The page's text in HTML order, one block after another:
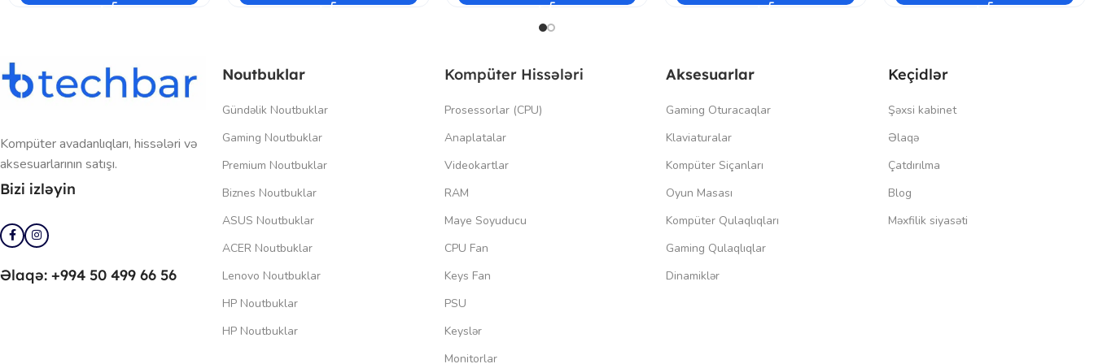
Kompüter avadanlıqları, hissələri və
aksesuarlarının satışı.
Bizi izləyin
Əlaqə: +994 50 499 66 56
Noutbuklar
Gündəlik Noutbuklar
Gaming Noutbuklar
Premium Noutbuklar
Biznes Noutbuklar
ASUS Noutbuklar
ACER Noutbuklar
Lenovo Noutbuklar
HP Noutbuklar
HP Noutbuklar
Kompüter Hissələri
Prosessorlar (CPU)
Anaplatalar
Videokartlar
RAM
Maye Soyuducu
CPU Fan
Keys Fan
PSU
Keyslər
Monitorlar
Aksesuarlar
Gaming Oturacaqlar
Klaviaturalar
Kompüter Siçanları
Oyun Masası
Kompüter Qulaqlıqları
Gaming Qulaqlıqlar
Dinamiklər
Keçidlər
Şəxsi kabinet
Əlaqə
Çatdırılma
Blog
Məxfilik siyasəti